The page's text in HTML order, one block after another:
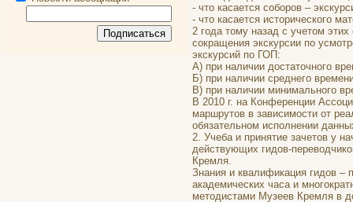
- что касается соборов –
- что касается исторического
2 года тому назад с учетом
сокращения экскурсии по
экскурсий по ГОП:
А) при наличии достаточного
Б) при наличии среднего
В) при наличии минимального
В 2010 г. на Конференции
маршрутов в зависимости от
обязательном исполнении
2. Учеба и принятие зачетов у
действующих гидов-
Кремля.
Знания и квалификация гидов –
академических часа и
методистами Музеев Кремля в